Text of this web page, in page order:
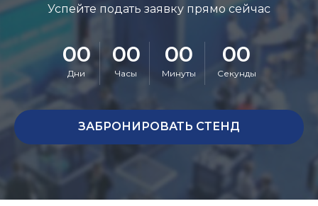
Успейте подать заявку прямо сейчас
00
Дни
00
Часы
00
Минуты
00
Секунды
ЗАБРОНИРОВАТЬ СТЕНД
Преимущества участия
Lift Expo Kazakhstan